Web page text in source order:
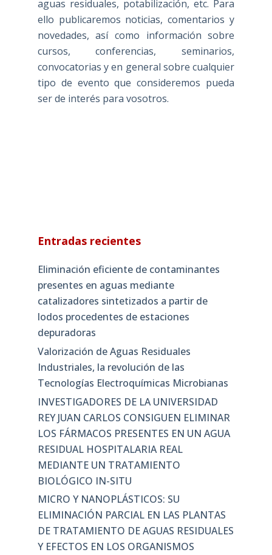
aguas residuales, potabilización, etc. Para
ello publicaremos noticias, comentarios y
novedades, así como información sobre
cursos, conferencias, seminarios,
convocatorias y en general sobre cualquier
tipo de evento que consideremos pueda
ser de interés para vosotros.
Entradas recientes
Eliminación eficiente de contaminantes
presentes en aguas mediante
catalizadores sintetizados a partir de
lodos procedentes de estaciones
depuradoras
Valorización de Aguas Residuales
Industriales, la revolución de las
Tecnologías Electroquímicas Microbianas
INVESTIGADORES DE LA UNIVERSIDAD
REY JUAN CARLOS CONSIGUEN ELIMINAR
LOS FÁRMACOS PRESENTES EN UN AGUA
RESIDUAL HOSPITALARIA REAL
MEDIANTE UN TRATAMIENTO
BIOLÓGICO IN-SITU
MICRO Y NANOPLÁSTICOS: SU
ELIMINACIÓN PARCIAL EN LAS PLANTAS
DE TRATAMIENTO DE AGUAS RESIDUALES
Y EFECTOS EN LOS ORGANISMOS